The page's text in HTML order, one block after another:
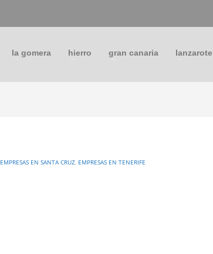
la gomera hierro gran canaria lanzarote
EMPRESAS EN SANTA CRUZ, EMPRESAS EN TENERIFE